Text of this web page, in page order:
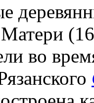
во